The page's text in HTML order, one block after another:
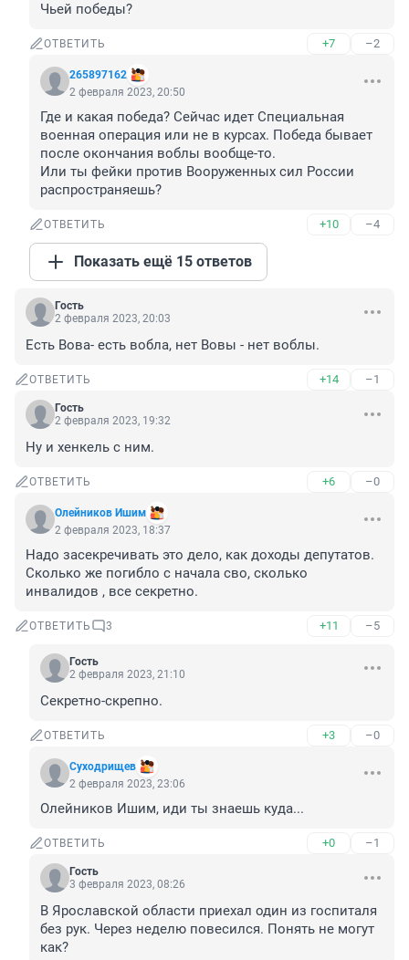
Чьей победы?
ОТВЕТИТЬ +7 –2
265897162
2 февраля 2023, 20:50
Где и какая победа? Сейчас идет Специальная
военная операция или не в курсах. Победа бывает
после окончания воблы вообще-то.
Или ты фейки против Вооруженных сил России
распространяешь?
ОТВЕТИТЬ +10 –4
Показать ещё 15 ответов
Гость
2 февраля 2023, 20:03
Есть Вова- есть вобла, нет Вовы - нет воблы.
ОТВЕТИТЬ +14 –1
Гость
2 февраля 2023, 19:32
Ну и хенкель с ним.
ОТВЕТИТЬ +6 –0
Олейников Ишим
2 февраля 2023, 18:37
Надо засекречивать это дело, как доходы депутатов.
Сколько же погибло с начала сво, сколько
инвалидов , все секретно.
ОТВЕТИТЬ 3 +11 –5
Гость
2 февраля 2023, 21:10
Секретно-скрепно.
ОТВЕТИТЬ +3 –0
Суходрищев
2 февраля 2023, 23:06
Олейников Ишим, иди ты знаешь куда...
ОТВЕТИТЬ +0 –1
Гость
3 февраля 2023, 08:26
В Ярославской области приехал один из госпиталя
без рук. Через неделю повесился. Понять не могут
как?